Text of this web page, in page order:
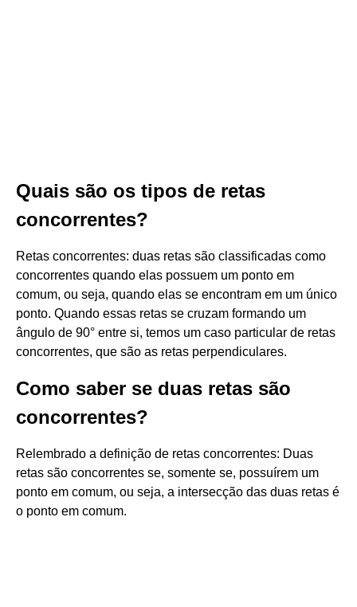
Quais são os tipos de retas
concorrentes?
Retas concorrentes: duas retas são classificadas como
concorrentes quando elas possuem um ponto em
comum, ou seja, quando elas se encontram em um único
ponto. Quando essas retas se cruzam formando um
ângulo de 90° entre si, temos um caso particular de retas
concorrentes, que são as retas perpendiculares.
Como saber se duas retas são
concorrentes?
Relembrado a definição de retas concorrentes: Duas
retas são concorrentes se, somente se, possuírem um
ponto em comum, ou seja, a intersecção das duas retas é
o ponto em comum.